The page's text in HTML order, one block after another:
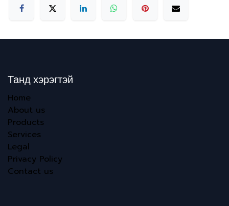
Танд хэрэгтэй
Home
About us
Products
Services
Legal
Privacy Policy
Contact us